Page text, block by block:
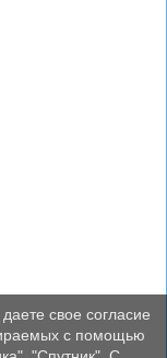
свое согласие
с помощью